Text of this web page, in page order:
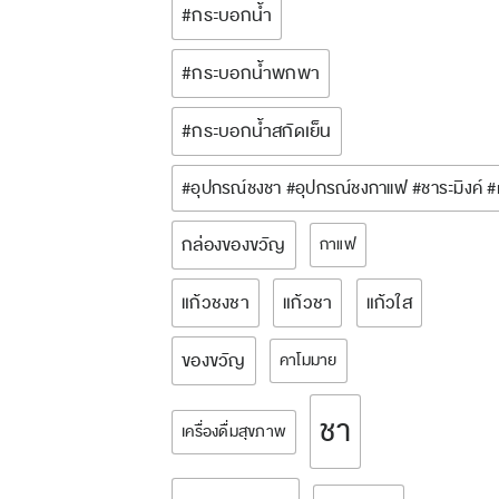
#กระบอกน้ำ
#กระบอกน้ำพกพา
#กระบอกน้ำสกัดเย็น
#อุปกรณ์ชงชา #อุปกรณ์ชงกาแฟ #ชาระมิงค์
กล่องของขวัญ กาแฟ
แก้วชงชา แก้วชา
แก้วใส
ของขวัญ
คาโมมาย
เครื่องดื่มสุขภาพ ชา